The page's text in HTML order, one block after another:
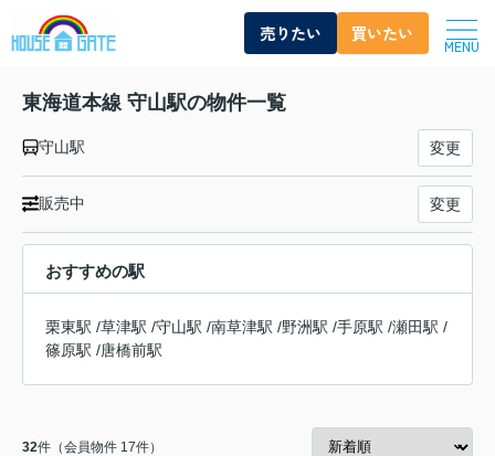
売りたい 買いたい
MENU
東海道本線 守山駅の物件一覧
守山駅 変更
販売中 変更
おすすめの駅
栗東駅 /草津駅 /守山駅 /南草津駅 /野洲駅 /手原駅 /瀬田駅 /
篠原駅 /唐橋前駅
32件（会員物件 17件）